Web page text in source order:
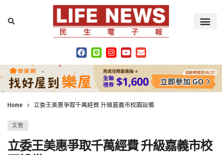
Home 立委王美惠爭取千萬經費 升級嘉義市校園設備
文教
立委王美惠爭取千萬經費 升級嘉義市校